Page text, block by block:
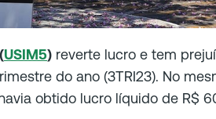
USIM5) reverte lucro e tem
do ano (3TRI23). No
obtido lucro líquido de R$